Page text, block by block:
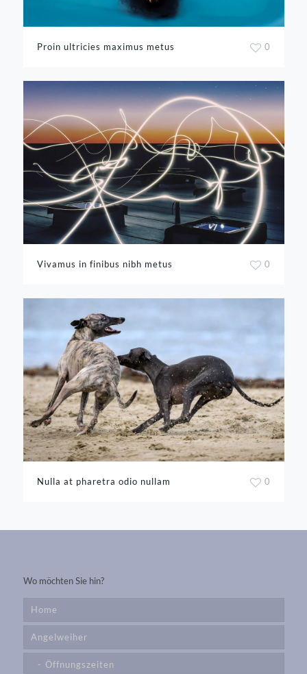
Proin ultricies maximus metus 0
Vivamus in finibus nibh metus 0
Nulla at pharetra odio nullam 0
Wo möchten Sie hin?
Home
Angelweiher
Öffnungszeiten